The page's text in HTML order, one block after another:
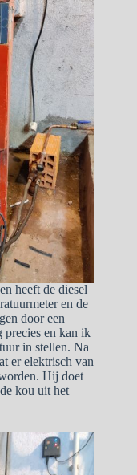
heeft de diesel
en de
door een
precies en kan ik
in stellen. Na
er elektrisch van
Hij doet
kou uit het